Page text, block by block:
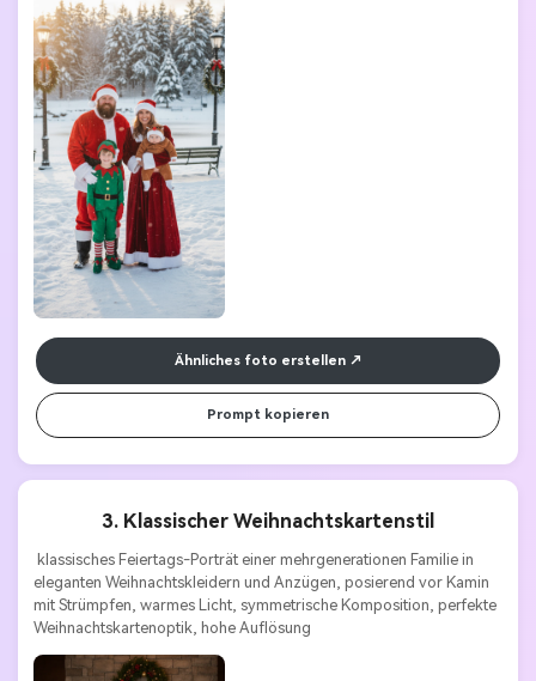
Ähnliches foto erstellen
Prompt kopieren
3. Klassischer Weihnachtskartenstil
klassisches Feiertags-Porträt einer mehrgenerationen Familie in
eleganten Weihnachtskleidern und Anzügen, posierend vor Kamin
mit Strümpfen, warmes Licht, symmetrische Komposition, perfekte